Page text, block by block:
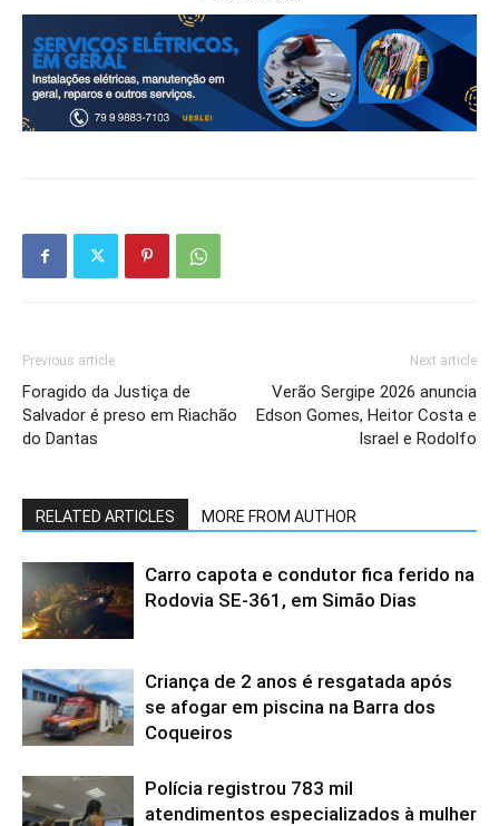
Previous article
Foragido da Justiça de
Salvador é preso em Riachão
do Dantas
Next article
Verão Sergipe 2026 anuncia
Edson Gomes, Heitor Costa e
Israel e Rodolfo
RELATED ARTICLES MORE FROM AUTHOR
Carro capota e condutor fica ferido na
Rodovia SE-361, em Simão Dias
Criança de 2 anos é resgatada após
se afogar em piscina na Barra dos
Coqueiros
Polícia registrou 783 mil
atendimentos especializados à mulher